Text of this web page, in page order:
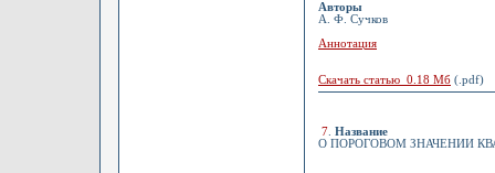
Авторы
А. Ф. Сучков
Аннотация
Скачать статью 0.18 Мб (.pdf)
7 Название
О ПОРОГОВОМ ЗНАЧЕНИИ